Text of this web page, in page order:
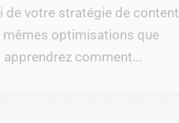
de votre stratégie de content
mêmes optimisations que
comment...